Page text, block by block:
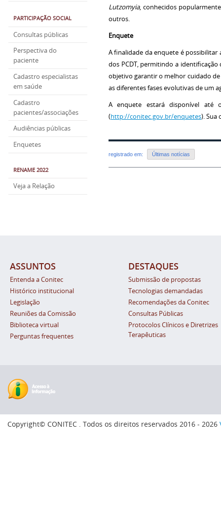
PARTICIPAÇÃO SOCIAL
Consultas públicas
Perspectiva do
paciente
Cadastro especialistas
em saúde
Cadastro
pacientes/associações
Audiências públicas
Enquetes
RENAME 2022
Veja a Relação
Lutzomyia, conhecidos
outros.
Enquete
A finalidade da enquete é possibilitar
dos PCDT, permitindo a
objetivo garantir o melhor cuidado
as diferentes fases evolutivas de um
A enquete estará disponível
(http://conitec.gov.br/enquetes). Sua
registrado em: Últimas notícias
ASSUNTOS
Entenda a Conitec
Histórico institucional
Legislação
Reuniões da Comissão
Biblioteca virtual
Perguntas frequentes
DESTAQUES
Submissão de propostas
Tecnologias demandadas
Recomendações da Conitec
Consultas Públicas
Protocolos Clínicos e Diretrizes
Terapêuticas
Copyright© CONITEC . Todos os direitos reservados 2016 - 2026